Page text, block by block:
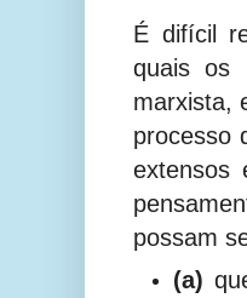
É difícil
quais os
marxista,
processo
extensos
possam
(a)